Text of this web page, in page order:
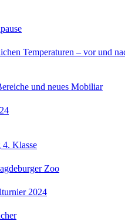
Temperaturen – vor und
und neues Mobiliar
4. Klasse
Zoo
2024